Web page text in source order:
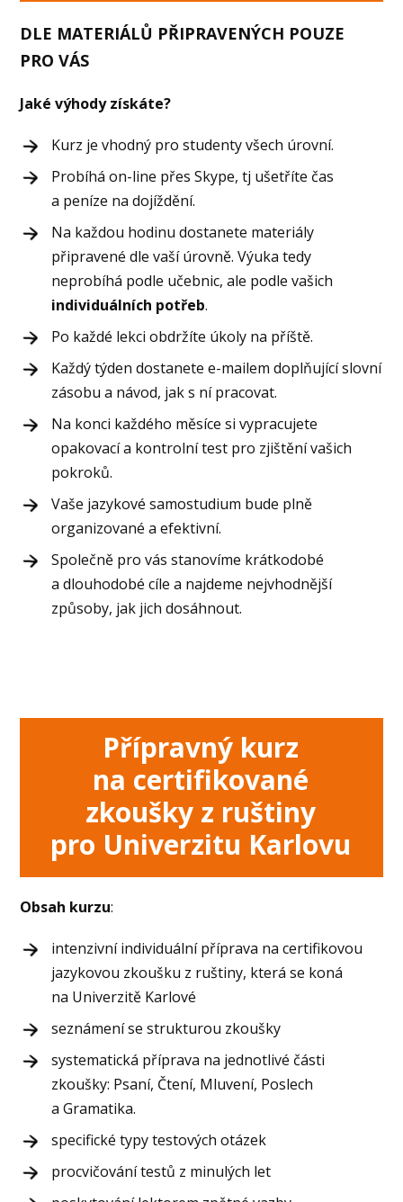
DLE MATERIÁLŮ PŘIPRAVENÝCH POUZE
PRO VÁS
Jaké výhody získáte?
Kurz je vhodný pro studenty všech úrovní.
Probíhá on-line přes Skype, tj ušetříte čas
a peníze na dojíždění.
Na každou hodinu dostanete materiály
připravené dle vaší úrovně. Výuka tedy
neprobíhá podle učebnic, ale podle vašich
individuálních potřeb.
Po každé lekci obdržíte úkoly na příště.
Každý týden dostanete e-mailem doplňující slovní
zásobu a návod, jak s ní pracovat.
Na konci každého měsíce si vypracujete
opakovací a kontrolní test pro zjištění vašich
pokroků.
Vaše jazykové samostudium bude plně
organizované a efektivní.
Společně pro vás stanovíme krátkodobé
a dlouhodobé cíle a najdeme nejvhodnější
způsoby, jak jich dosáhnout.
Přípravný kurz
na certifikované
zkoušky z ruštiny
pro Univerzitu Karlovu
Obsah kurzu:
intenzivní individuální příprava na certifikovou
jazykovou zkoušku z ruštiny, která se koná
na Univerzitě Karlové
seznámení se strukturou zkoušky
systematická příprava na jednotlivé části
zkoušky: Psaní, Čtení, Mluvení, Poslech
a Gramatika.
specifické typy testových otázek
procvičování testů z minulých let